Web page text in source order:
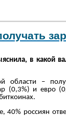
в какой
области –
(0,3%) и евро
40% россиян